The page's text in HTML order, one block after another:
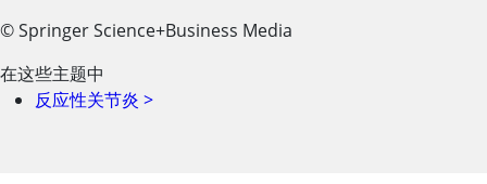
© Springer Science+Business Media
在这些主题中
反应性关节炎 >